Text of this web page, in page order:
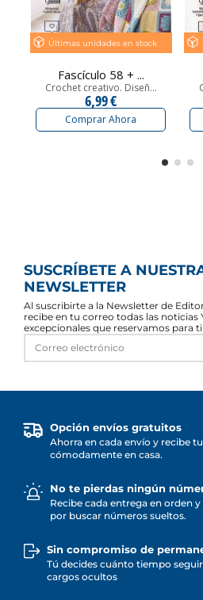
Últimas unidades en stock
Fascículo 58 + ...
Crochet creativo. Diseñ...
6,99 €
Comprar Ahora
SUSCRÍBETE A
NEWSLETTER
Al suscribirte a la Newsletter de
recibe en tu correo todas las noticias
excepcionales que reservamos para
Opción envíos gratuitos
Ahorra en cada envío y recibe
cómodamente en casa.
No te pierdas ningún
Recibe cada entrega en orden
por buscar números sueltos.
Sin compromiso de
Tú decides cuánto tiempo
cargos ocultos